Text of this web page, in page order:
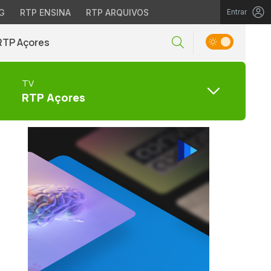
RTP ENSINA RTP ARQUIVOS Entrar
Açores
TV
RTP Açores